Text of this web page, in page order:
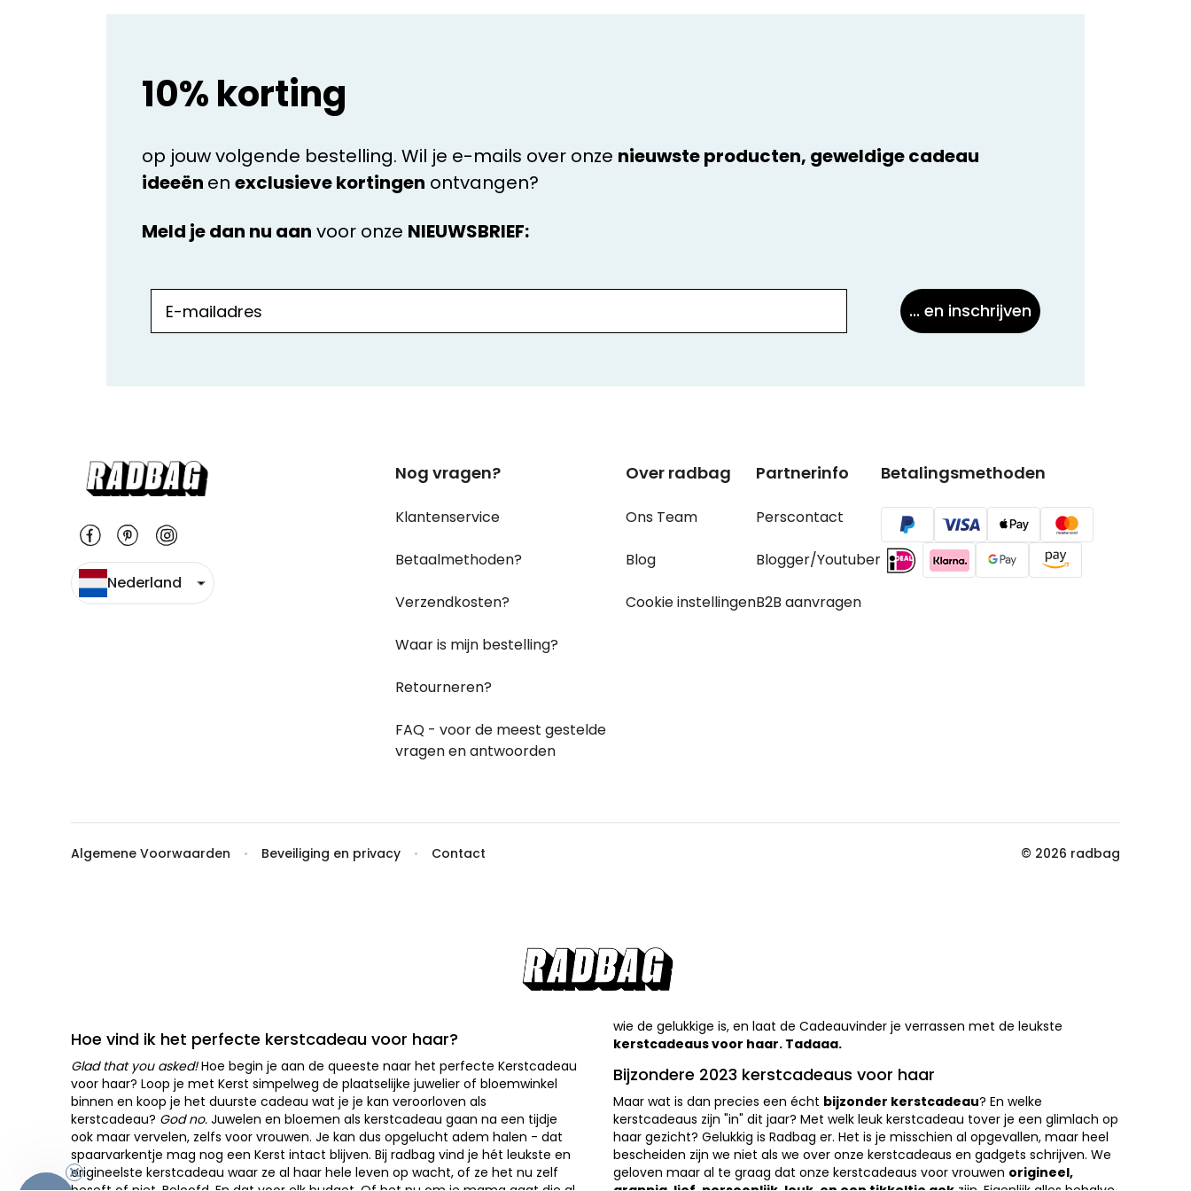
10% korting
op jouw volgende bestelling. Wil je e-mails over onze nieuwste producten, geweldige cadeau
ideeën en exclusieve kortingen ontvangen?
Meld je dan nu aan voor onze NIEUWSBRIEF:
... en inschrijven
Nederland
Nog vragen?
Klantenservice
Betaalmethoden?
Verzendkosten?
Waar is mijn bestelling?
Retourneren?
FAQ - voor de meest gestelde
vragenen antwoorden
Over radbag
Ons Team
Blog
Cookie instellingen
Partnerinfo
Perscontact
Blogger/Youtuber
B2B aanvragen
Betalingsmethoden
Algemene Voorwaarden Beveiliging en privacy Contact © 2026 radbag
Hoe vind ik het perfecte kerstcadeau voor haar?
Glad that you asked!Hoe begin je aan de queeste naar het perfecte Kerstcadeau
voor haar? Loop je met Kerst simpelweg de plaatselijke juwelier of bloemwinkel
binnen en koop je het duurste cadeau wat je je kan veroorloven als
kerstcadeau? God no. Juwelen en bloemen als kerstcadeau gaan na een tijdje
ook maar vervelen, zelfs voor vrouwen. Je kan dus opgelucht adem halen - dat
spaarvarkentje mag nog een Kerst intact blijven. Bij radbag vind je hét leukste en
origineelste kerstcadeau waar ze al haar hele leven op wacht, of ze het nu zelf
wie de gelukkige is, en laat de Cadeauvinder je verrassen met de leukste
kerstcadeaus voor haar. Tadaaa.
Bijzondere 2023 kerstcadeaus voor haar
Maar wat is dan precies een écht bijzonder kerstcadeau? En welke
kerstcadeaus zijn "in" dit jaar? Met welk leuk kerstcadeau tover je een glimlach op
haar gezicht? Gelukkig is Radbag er. Het is je misschien al opgevallen, maar heel
bescheiden zijn we niet als we over onze kerstcadeaus en gadgets schrijven. We
geloven maar al te graag dat onze kerstcadeaus voor vrouwen origineel,
ervaring te kunnen bieden. Klik dus even op ACCEPTEREN, en je kan weer lekker doorgaan met
shoppen. Overigens strekt je toestemming zich ook uit tot het overbrengen van gegevens naar
aanbieders aan de overkant van de plas (=VS), waar het risico bestaat van onopgemerkte